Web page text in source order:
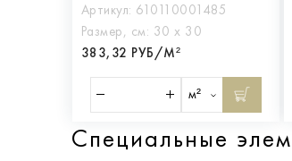
Артикул: 610110001485
Размер, см: 30 х 30
383,32 РУБ/М²
м²
Cпециальные